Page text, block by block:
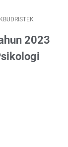
2023